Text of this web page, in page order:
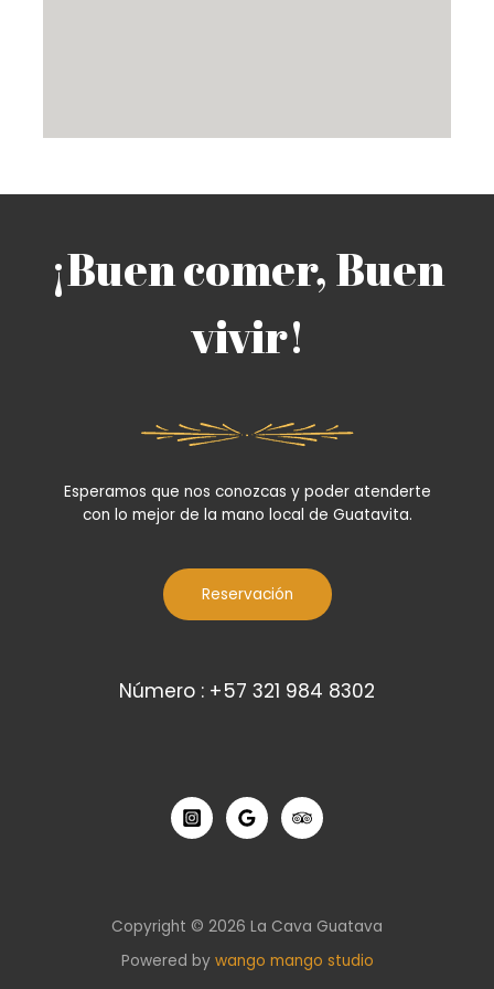
¡Buen comer, Buen
vivir!
Esperamos que nos conozcas y poder atenderte
con lo mejor de la mano local de Guatavita.
Reservación
Número : +57 321 984 8302
Copyright © 2026 La Cava Guatava
Powered by wango mango studio